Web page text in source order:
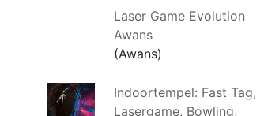
Laser Game Evolution
Awans
(Awans)
Indoortempel: Fast Tag,
Lasergame, Bowling,